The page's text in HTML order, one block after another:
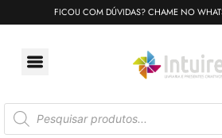
FICOU COM DÚVIDAS? CHAME NO